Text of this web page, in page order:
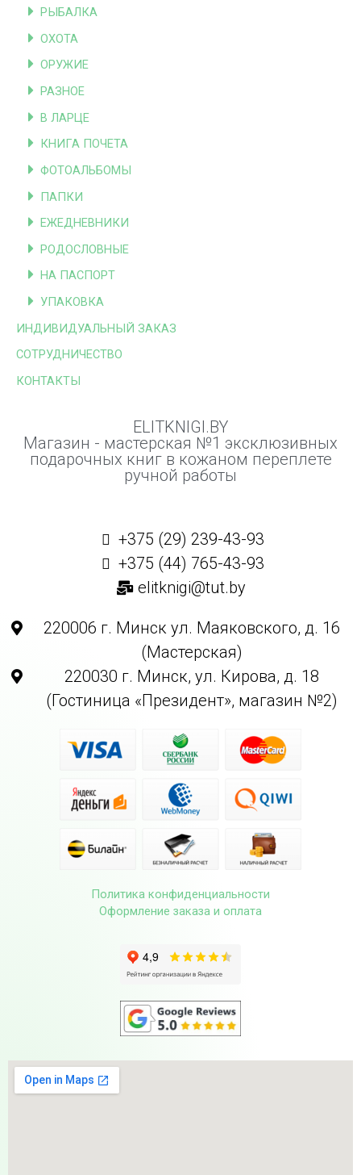
РЫБАЛКА
ОХОТА
ОРУЖИЕ
РАЗНОЕ
В ЛАРЦЕ
КНИГА ПОЧЕТА
ФОТОАЛЬБОМЫ
ПАПКИ
ЕЖЕДНЕВНИКИ
РОДОСЛОВНЫЕ
НА ПАСПОРТ
УПАКОВКА
ИНДИВИДУАЛЬНЫЙ ЗАКАЗ
СОТРУДНИЧЕСТВО
КОНТАКТЫ
ELITKNIGI.BY
Магазин - мастерская №1 эксклюзивных
подарочных книг в кожаном переплете
ручной работы
+375 (29) 239-43-93
+375 (44) 765-43-93
elitknigi@tut.by
220006 г. Минск ул. Маяковского, д. 16
(Мастерская)
220030 г. Минск, ул. Кирова, д. 18
(Гостиница «Президент», магазин №2)
Политика конфиденциальности
Оформление заказа и оплата